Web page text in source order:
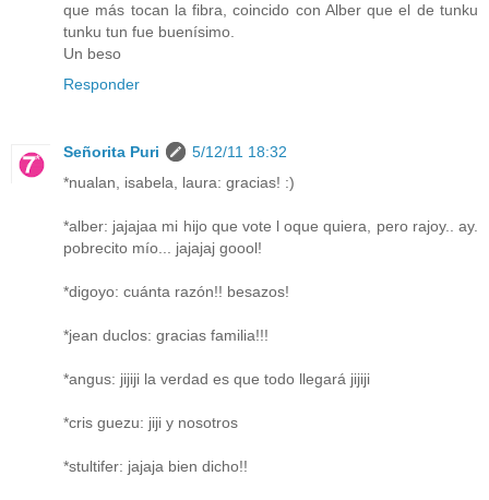
que más tocan la fibra, coincido con Alber que el de tunku
tunku tun fue buenísimo.
Un beso
Responder
Señorita Puri
5/12/11 18:32
*nualan, isabela, laura: gracias! :)
*alber: jajajaa mi hijo que vote l oque quiera, pero rajoy.. ay.
pobrecito mío... jajajaj goool!
*digoyo: cuánta razón!! besazos!
*jean duclos: gracias familia!!!
*angus: jijiji la verdad es que todo llegará jijiji
*cris guezu: jiji y nosotros
*stultifer: jajaja bien dicho!!